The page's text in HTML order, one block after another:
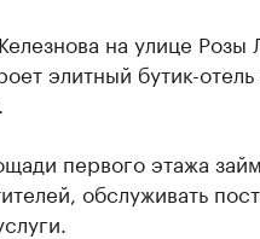
на улице
элитный бутик-
первого этажа
обслуживать